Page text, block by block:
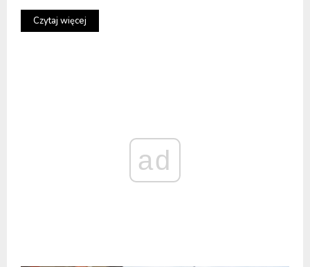
Czytaj więcej
ad